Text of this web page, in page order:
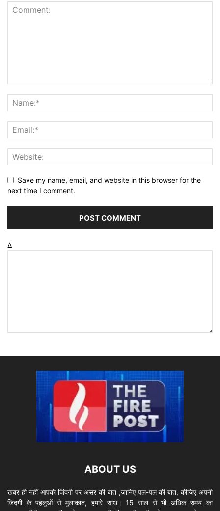
Save my name, email, and website in this browser for the
next time I comment.
Δ
ABOUT US
खबर ही नहीं आपकी जिंदगी पर असर की बात ,जानिए पल-पल की बात, कीजिए अपनी
जिंदगी के पहलुओं से मुलाकात, हमारे साथ। 15 साल से भी अधिक समय का